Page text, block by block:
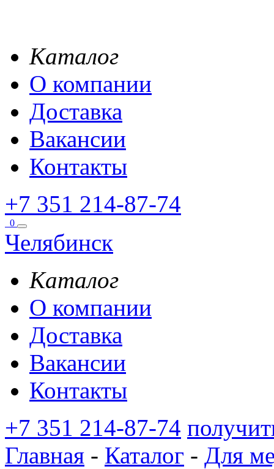
Каталог
О компании
Доставка
Вакансии
Контакты
+7 351 214-87-74
0
Челябинск
Каталог
О компании
Доставка
Вакансии
Контакты
+7 351 214-87-74
Главная - Каталог - Для